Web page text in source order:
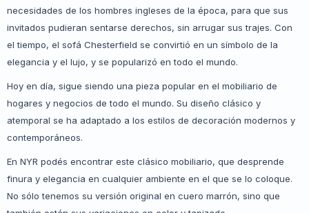
necesidades de los hombres ingleses de la época, para que sus
invitados pudieran sentarse derechos, sin arrugar sus trajes. Con
el tiempo, el sofá Chesterfield se convirtió en un símbolo de la
elegancia y el lujo, y se popularizó en todo el mundo.
Hoy en día, sigue siendo una pieza popular en el mobiliario de
hogares y negocios de todo el mundo. Su diseño clásico y
atemporal se ha adaptado a los estilos de decoración modernos y
contemporáneos.
En NYR podés encontrar este clásico mobiliario, que desprende
finura y elegancia en cualquier ambiente en el que se lo coloque.
No sólo tenemos su versión original en cuero marrón, sino que